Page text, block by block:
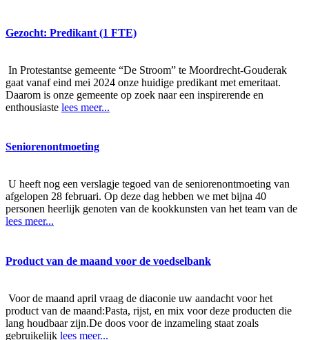
Gezocht: Predikant (1 FTE)
In Protestantse gemeente “De Stroom” te Moordrecht-Gouderak
gaat vanaf eind mei 2024 onze huidige predikant met emeritaat.
Daarom is onze gemeente op zoek naar een inspirerende en
enthousiaste lees meer...
Seniorenontmoeting
U heeft nog een verslagje tegoed van de seniorenontmoeting van
afgelopen 28 februari. Op deze dag hebben we met bijna 40
personen heerlijk genoten van de kookkunsten van het team van de
lees meer...
Product van de maand voor de voedselbank
Voor de maand april vraag de diaconie uw aandacht voor het
product van de maand:Pasta, rijst, en mix voor deze producten die
lang houdbaar zijn.De doos voor de inzameling staat zoals
gebruikelijk lees meer...